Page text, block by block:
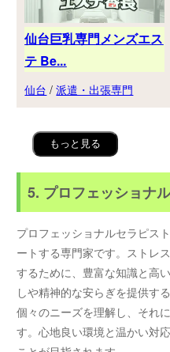
仙台巨乳専門メンズエス
テ Be...
仙台 /派遣・出張専門
もっと見る
5. プロフェッショナ
プロフェッショナルセラピス
ートする専門家です。ストレ
するために、豊富な知識と高
しや精神的な安らぎを提供す
個々のニーズを理解し、それ
す。心地良い環境と温かい対